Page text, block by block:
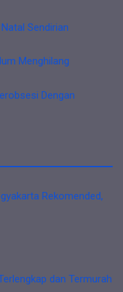
Sendirian
Menghilang
Dengan
Rekomended,
dan Termurah